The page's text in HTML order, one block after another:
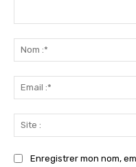
Enregistrer mon nom,